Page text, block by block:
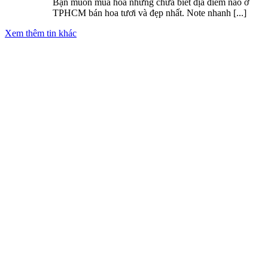
Bạn muốn mua hoa nhưng chưa biết địa điểm nào ở
TPHCM bán hoa tươi và đẹp nhất. Note nhanh [...]
Xem thêm tin khác